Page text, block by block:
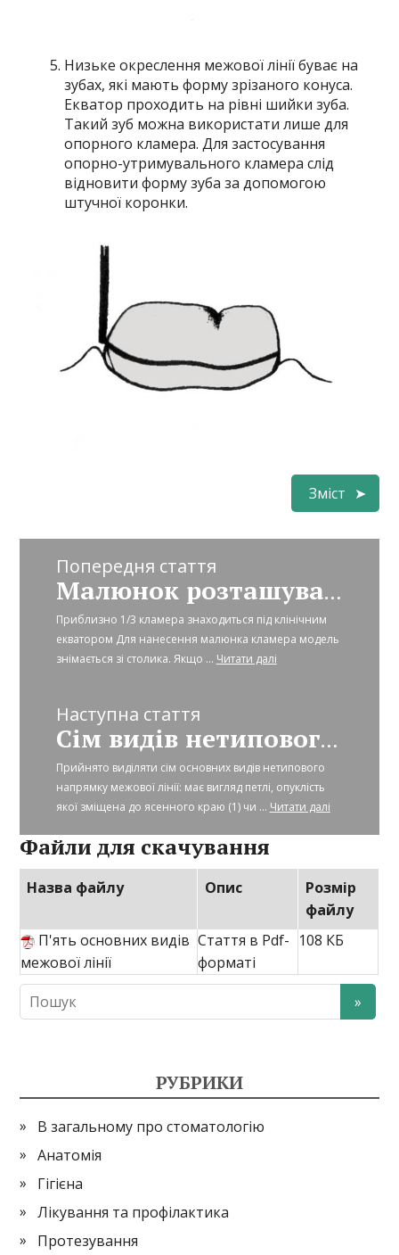
Низьке окреслення межової лінії буває на
зубах, які мають форму зрізаного конуса.
Екватор проходить на рівні шийки зуба.
Такий зуб можна використати лише для
опорного кламера. Для застосування
опорно-утримувального кламера слід
відновити форму зуба за допомогою
штучної коронки.
Зміст
Попередня стаття
Малюнок розташування кламера
Приблизно 1/3 кламера знаходиться під клінічним
екватором Для нанесення малюнка кламера модель
знімається зі столика. Якщо ... Читати далі
Наступна стаття
Сім видів нетипового розташування межової лінії
Прийнято виділяти сім основних видів нетипового
напрямку межової лінії: має вигляд петлі, опуклість
якої зміщена до ясенного краю (1) чи ... Читати далі
Файли для скачування
Назва файлу Опис
Розмір
файлу
П'ять основних видів
межової лінії
Стаття в Pdf-
форматі
108 КБ
РУБРИКИ
В загальному про стоматологію
Анатомія
Гігієна
Лікування та профілактика
Протезування